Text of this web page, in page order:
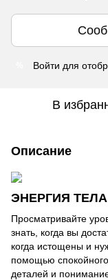
Войти для
В
Описание
ЭНЕРГИЯ ТЕЛА
Просматривайте
знать, когда вы
когда истощены и
помощью
деталей и